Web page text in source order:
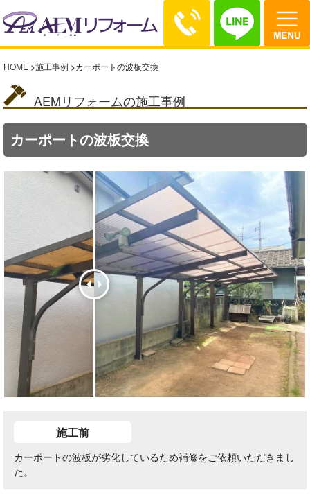
HOME >施工事例 >カーポートの波板交換
AEMリフォームの施工事例
カーポートの波板交換
施工前
カーポートの波板が劣化しているため補修をご依頼いただきまし
た。